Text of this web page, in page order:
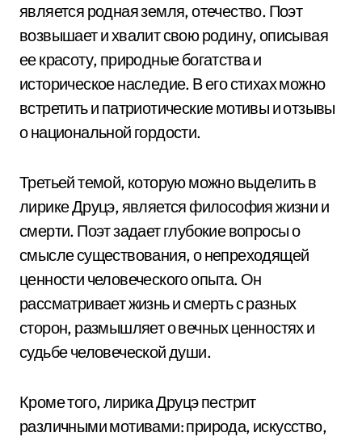
является родная земля, отечество. Поэт
возвышает и хвалит свою родину, описывая
ее красоту, природные богатства и
историческое наследие. В его стихах можно
встретить и патриотические мотивы и отзывы
о национальной гордости.
Третьей темой, которую можно выделить в
лирике Друцэ, является философия жизни и
смерти. Поэт задает глубокие вопросы о
смысле существования, о непреходящей
ценности человеческого опыта. Он
рассматривает жизнь и смерть с разных
сторон, размышляет о вечных ценностях и
судьбе человеческой души.
Кроме того, лирика Друцэ пестрит
различными мотивами: природа, искусство,